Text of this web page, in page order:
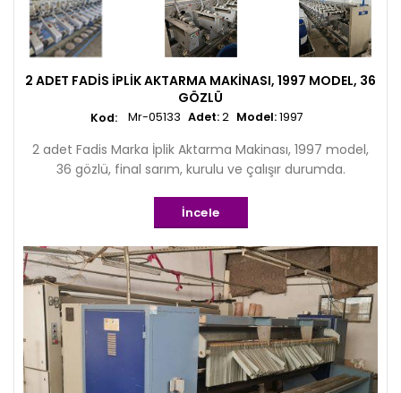
2 ADET FADIS İPLIK AKTARMA MAKINASI, 1997 MODEL, 36
GÖZLÜ
Adet:2 Model:1997
Mr-05133
2 adet Fadis Marka İplik Aktarma Makinası, 1997 model,
36 gözlü, final sarım, kurulu ve çalışır durumda.
İncele